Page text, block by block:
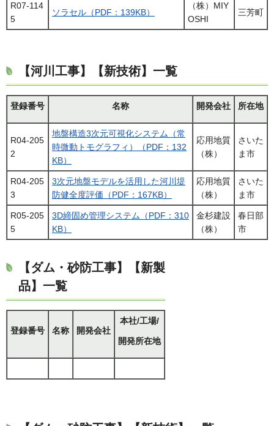
R07-114
5
ソラセル（PDF：139KB）
（株）MIY
OSHI
三芳町
【河川工事】【新技術】一覧
登録番号 名称 開発会社 所在地
R04-205
2
地盤構造3次元可視化システム（常
時微動トモグラフィ）（PDF：132
KB）
応用地質
（株）
さいた
ま市
R04-205
3
3次元地盤モデルを活用した河川堤
防健全度評価（PDF：167KB）
応用地質
（株）
さいた
ま市
R05-205
5
3D締固め管理システム（PDF：310
KB）
金杉建設
（株）
春日部
市
【ダム・砂防工事】【新製
品】一覧
登録番号 名称 開発会社
本社/工場/
開発所在地